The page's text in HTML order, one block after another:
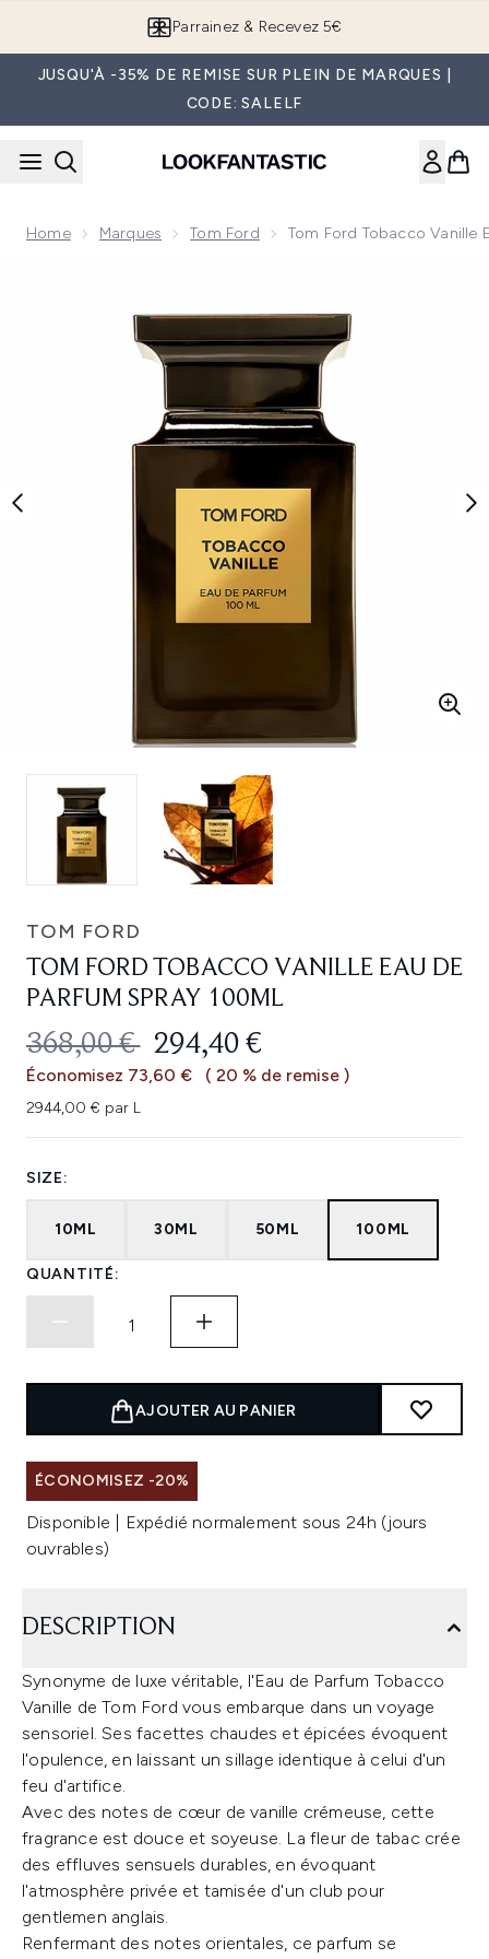
Parrainez & Recevez 5€
JUSQU'À -35% DE REMISE SUR PLEIN DE MARQUES |
CODE: SALELF
Home Marques Tom Ford Tom Ford Tobacco Vanille
TOM FORD
TOM FORD TOBACCO VANILLE EAU DE
PARFUM SPRAY 100ML
PRIX DE VENTE :
368,00 € PRIX ​​ACTUEL :
294,40 €
Économisez 73,60 € ( 20 % de remise )
2944,00 € par L
SIZE:
10ML 30ML 50ML 100ML
QUANTITÉ:
AJOUTER AU PANIER
ÉCONOMISEZ -20%
Disponible | Expédié normalement sous 24h (jours
ouvrables)
DESCRIPTION
Synonyme de luxe véritable, l'Eau de Parfum Tobacco
Vanille de Tom Ford vous embarque dans un voyage
sensoriel. Ses facettes chaudes et épicées évoquent
l'opulence, en laissant un sillage identique à celui d'un
feu d'artifice.
Avec des notes de cœur de vanille crémeuse, cette
fragrance est douce et soyeuse. La fleur de tabac crée
des effluves sensuels durables, en évoquant
l'atmosphère privée et tamisée d'un club pour
gentlemen anglais.
Renfermant des notes orientales, ce parfum se